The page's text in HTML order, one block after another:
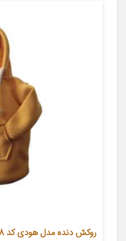
روکش دنده مدل هودی کد mega008